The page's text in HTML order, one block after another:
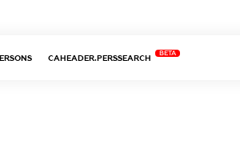
CAHEADER.PERSSEARCH
BETA